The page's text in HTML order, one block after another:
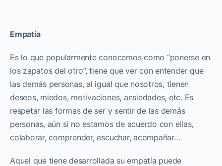
Empatía
Es lo que popularmente conocemos como “ponerse en
los zapatos del otro”, tiene que ver con entender que
las demás personas, al igual que nosotros, tienen
deseos, miedos, motivaciones, ansiedades, etc. Es
respetar las formas de ser y sentir de las demás
personas, aún si no estamos de acuerdo con ellas,
colaborar, comprender, escuchar, acompañar…
Aquel que tiene desarrollada su empatía puede